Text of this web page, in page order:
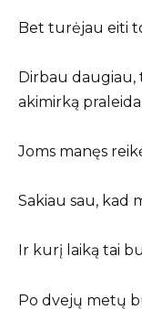
Bet turėjau eiti
Dirbau daugiau,
akimirką
Joms manęs
Sakiau sau, kad
Ir kurį laiką tai
Po dvejų metų